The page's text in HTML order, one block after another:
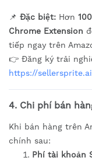
📌 Đặc biệt: Hơn
Chrome Extension
tiếp ngay trên
👉 Đăng ký trải
https://
4. Chi phí bán
Khi bán hàng trên
chính sau:
Phí tài khoản